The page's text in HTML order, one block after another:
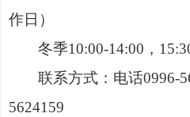
作日）
冬季10:00-14:00 ，
联系方式：电话
5624159